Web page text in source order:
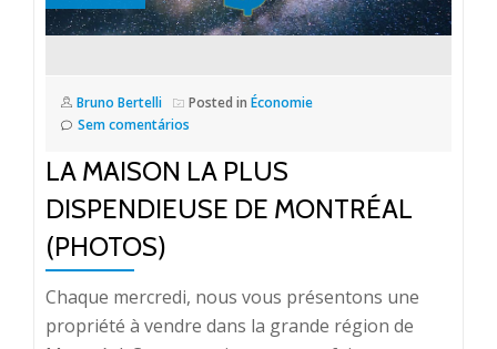
Bruno Bertelli Posted in Économie
Sem comentários
LA MAISON LA PLUS
DISPENDIEUSE DE MONTRÉAL
(PHOTOS)
Chaque mercredi, nous vous présentons une
propriété à vendre dans la grande région de